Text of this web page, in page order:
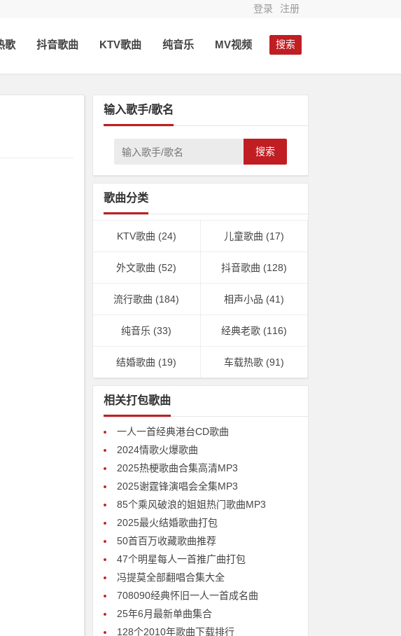
登录 注册
搜索
歌 抖音歌曲 KTV歌曲 纯音乐 MV视频
输入歌手/歌名
搜索
歌曲分类
KTV歌曲 (24) 儿童歌曲 (17)
外文歌曲 (52) 抖音歌曲 (128)
流行歌曲 (184) 相声小品 (41)
纯音乐 (33) 经典老歌(116)
结婚歌曲 (19) 车载热歌(91)
相关打包歌曲
一人一首经典港台CD歌曲
2024情歌火爆歌曲
2025热梗歌曲合集高清MP3
2025谢霆锋演唱会全集MP3
85个乘风破浪的姐姐热门歌曲MP3
2025最火结婚歌曲打包
50首百万收藏歌曲推荐
47个明星每人一首推广曲打包
冯提莫全部翻唱合集大全
708090经典怀旧一人一首成名曲
25年6月最新单曲集合
128个2010年歌曲下载排行